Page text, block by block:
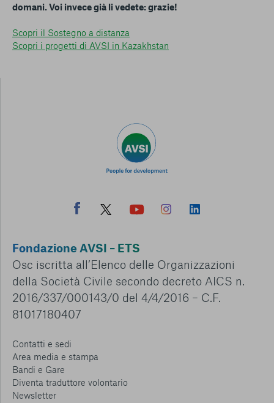
domani. Voi invece già li vedete: grazie!
Scopri il Sostegno a distanza
Scopri i progetti di AVSI in Kazakhstan
Fondazione AVSI – ETS
Osc iscritta all’Elenco delle Organizzazioni
della Società Civile secondo decreto AICS n.
2016/337/000143/0 del 4/4/2016 – C.F.
81017180407
Contatti e sedi
Area media e stampa
Bandi e Gare
Diventa traduttore volontario
Newsletter